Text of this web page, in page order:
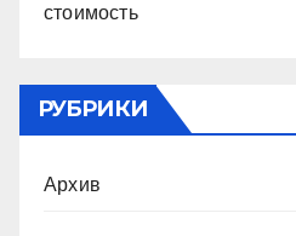
стоимость
РУБРИКИ
Архив